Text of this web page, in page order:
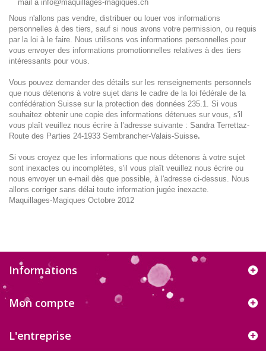
mail à info@maquillages-magiques.ch
Nous n'allons pas vendre, distribuer ou louer vos informations
personnelles à des tiers, sauf si nous avons votre permission, ou requis
par la loi à le faire. Nous utilisons vos informations personnelles pour
vous envoyer des informations promotionnelles relatives à des tiers
intéressants pour vous.
Vous pouvez demander des détails sur les renseignements personnels
que nous détenons à votre sujet dans le cadre de la loi fédérale de la
confédération Suisse sur la protection des données 235.1. Si vous
souhaitez obtenir une copie des informations détenues sur vous, s'il
vous plaît veuillez nous écrire à l’adresse suivante : Sandra Terrettaz-
Route des Parties 24-1933 Sembrancher-Valais-Suisse.
Si vous croyez que les informations que nous détenons à votre sujet
sont inexactes ou incomplètes, s'il vous plaît veuillez nous écrire ou
nous envoyer un e-mail dès que possible, à l'adresse ci-dessus. Nous
allons corriger sans délai toute information jugée inexacte.
Maquillages-Magiques Octobre 2012
Informations
Mon compte
L'entreprise